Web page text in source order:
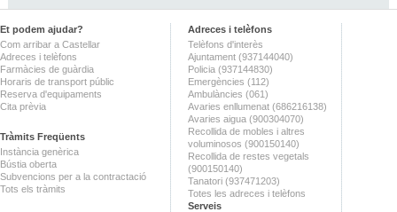
Et podem ajudar?
Com arribar a Castellar
Adreces i telèfons
Farmàcies de guàrdia
Horaris de transport públic
Reserva d'equipaments
Cita prèvia
Tràmits Freqüents
Instància genèrica
Bústia oberta
Subvencions per a la contractació
Tots els tràmits
Adreces i telèfons
Telèfons d'interès
Ajuntament (937144040)
Policia (937144830)
Emergències (112)
Ambulàncies (061)
Avaries enllumenat (686216138)
Avaries aigua (900304070)
Recollida de mobles i altres
voluminosos (900150140)
Recollida de restes vegetals
(900150140)
Tanatori (937471203)
Totes les adreces i telèfons
Serveis